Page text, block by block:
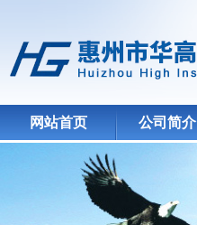
网站首页 公司简介